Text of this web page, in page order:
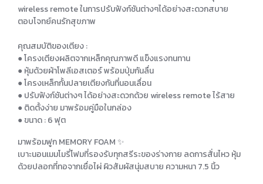
wireless remote ในการปรับฟังก์ชันต่างๆได้อย่างสะดวกสบาย
ตอบโจทย์คนรักสุขภาพ
คุณสมบัติของเตียง :
● โครงเตียงผลิตจากเหล็กคุณภาพดี แข็งแรงทนทาน
● หุ้มด้วยผ้าโพลีเอสเตอร์ พร้อมปุ่มกันลื่น
● โครงเหล็กกั้นปลายเตียงกันที่นอนเลื่อน
● ปรับฟังก์ชันต่างๆ ได้อย่างสะดวกด้วย wireless remote ไร้สาย
● ติดตั้งง่าย มาพร้อมคู่มือในกล่อง
● ขนาด : 6 ฟุต
มาพร้อมฟูก MEMORY FOAM ✨
เบาะนอนเมมโมรี่โฟมที่รองรับทุกสรีระของร่างกาย ลดการสั่นไหว หุ้ม
ด้วยปลอกที่ทอจากเยื่อไผ่ ผิวสัมผัสนุ่มสบาย ความหนา 7.5 นิ้ว